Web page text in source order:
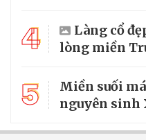
4
Làng cổ
lòng miền
5
Miền suối
nguyên sinh